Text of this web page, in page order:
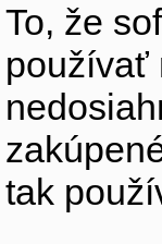
To, že
používať
tak